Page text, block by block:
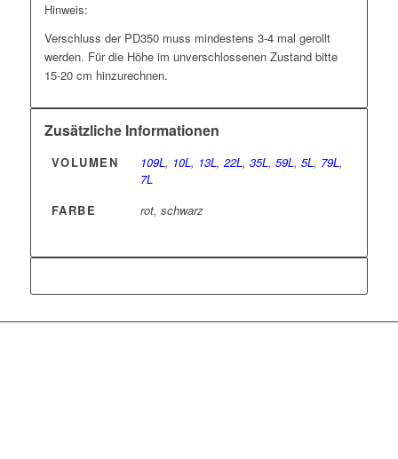
Hinweis:
Verschluss der PD350 muss mindestens 3-4 mal gerollt
werden. Für die Höhe im unverschlossenen Zustand bitte
15-20 cm hinzurechnen.
Zusätzliche Informationen
VOLUMEN 109L, 10L, 13L, 22L, 35L, 59L, 5L, 79L,
7L
FARBE
rot, schwarz